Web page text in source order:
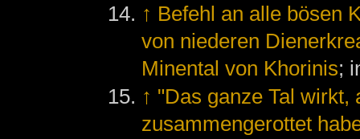
↑ Befehl an alle bösen
von niederen
Minental von Khorinis;
↑ "Das ganze Tal
zusammengerottet